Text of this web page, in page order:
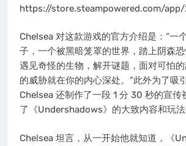
https://store.steampowered.com/
Chelsea 对这款游戏的官方介绍是：“一
子，一个被黑暗笼罩的世界，踏上阴森恐
遇见奇怪的生物，解开谜题，面对可怕
的威胁就在你的内心深处。”此外为了吸
Chelsea 还制作了一段 1 分 30 秒的宣传
了《Undershadows》的大致内容和玩法
Chelsea 坦言，从一开始他就知道，《